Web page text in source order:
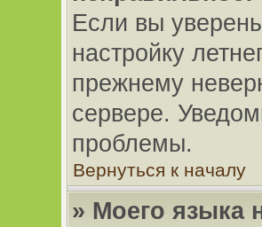
Если вы
настройку
прежнему
сервере.
проблемы.
Вернуться к началу
» Моего языка